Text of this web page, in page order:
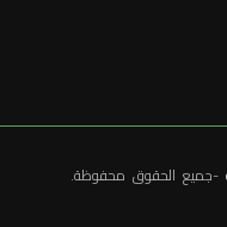
-جميع الحقوق محفوظة.